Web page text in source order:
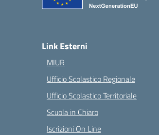
Link Esterni
MIUR
Ufficio Scolastico Regionale
Ufficio Scolastico Territoriale
Scuola in Chiaro
Iscrizioni On Line